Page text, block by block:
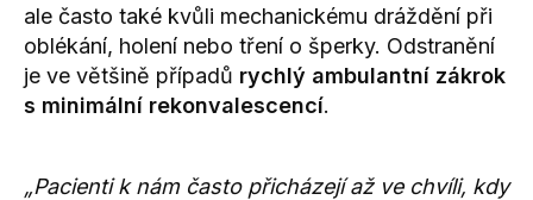
ale často také kvůli mechanickému dráždění při
oblékání, holení nebo tření o šperky. Odstranění
je ve většině případů rychlý ambulantní zákrok
s minimální rekonvalescencí.
„Pacienti k nám často přicházejí až ve chvíli, kdy